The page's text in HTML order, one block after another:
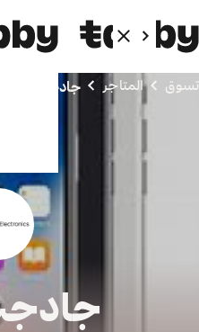
تسوق المتاجر جادجت لاين